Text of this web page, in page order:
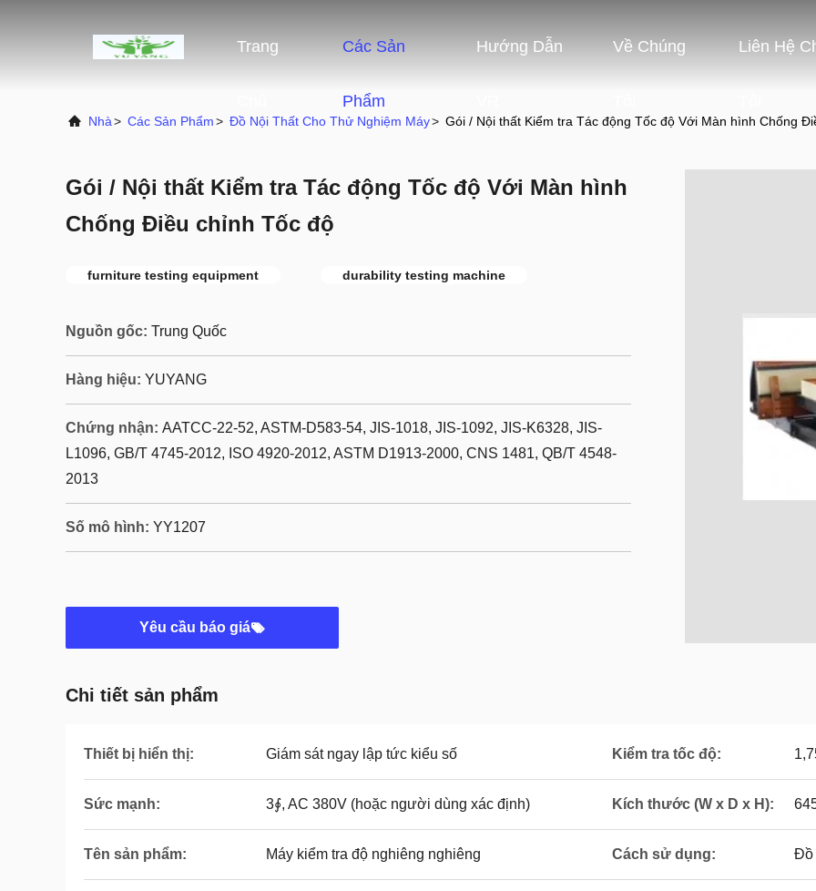
Trang Các Sản
Phẩm
Hướng Dẫn Về Chúng Liên Hệ
Nhà> Các Sản Phẩm> Đồ Nội Thất Cho Thử Nghiệm Máy> Gói / Nội thất Kiểm tra Tác động Tốc độ Với Màn hình Chống
Gói / Nội thất Kiểm tra Tác động Tốc độ Với Màn hình
Chống Điều chỉnh Tốc độ
furniture testing equipment durability testing machine
Nguồn gốc: Trung Quốc
Hàng hiệu: YUYANG
Chứng nhận: AATCC-22-52, ASTM-D583-54, JIS-1018, JIS-1092, JIS-K6328, JIS-
L1096, GB/T 4745-2012, ISO 4920-2012, ASTM D1913-2000, CNS 1481, QB/T 4548-
2013
Số mô hình: YY1207
Yêu cầu báo giá
Chi tiết sản phẩm
Thiết bị hiển thị: Giám sát ngay lập tức kiểu số Kiểm tra tốc độ:
Sức mạnh: 3∮, AC 380V (hoặc người dùng xác định) Kích thước (W x D x H):
Tên sản phẩm: Máy kiểm tra độ nghiêng nghiêng Cách sử dụng: Đồ